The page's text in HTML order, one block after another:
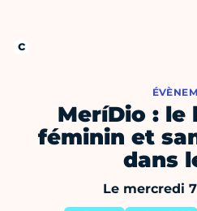
MeríDio : le
féminin et
dans
Le mercredi